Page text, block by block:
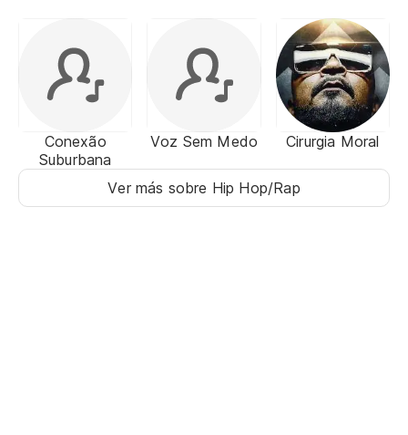
Conexão
Suburbana
Voz Sem Medo Cirurgia Moral
Ver más sobre Hip Hop/Rap